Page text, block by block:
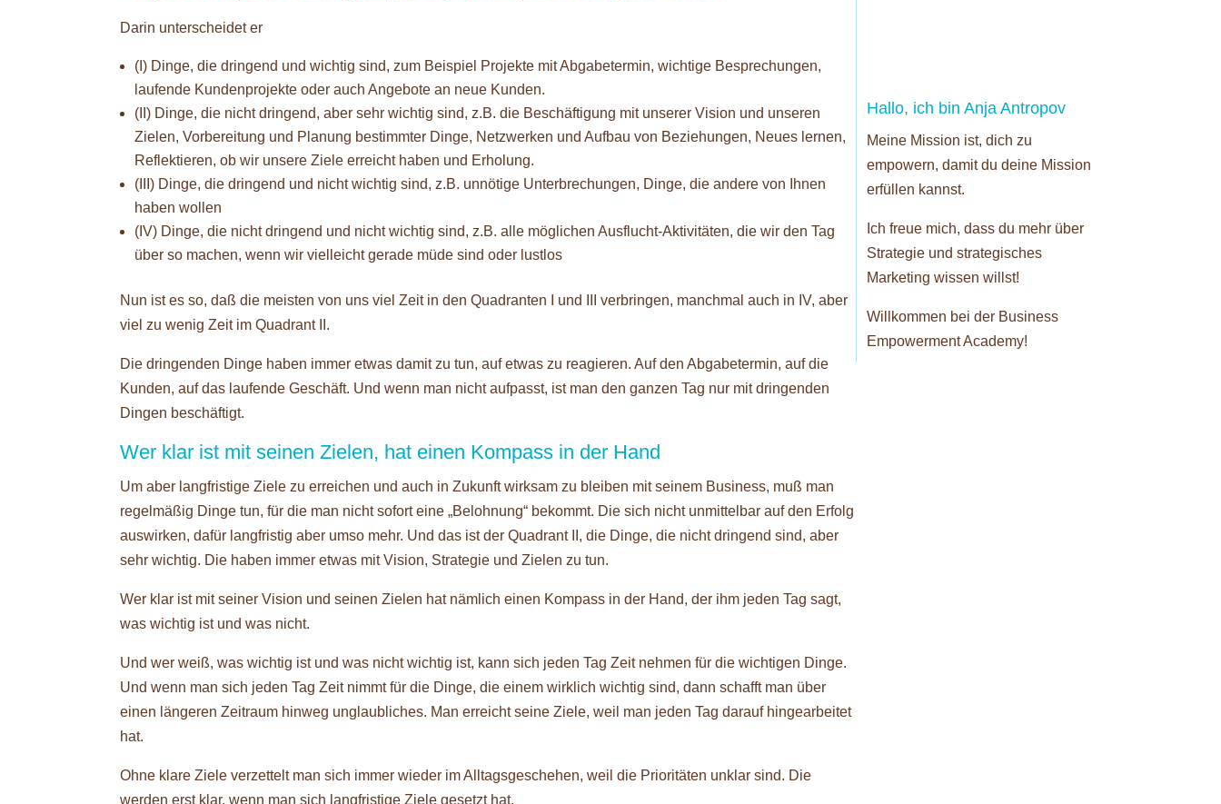
Darin unterscheidet er
(I) Dinge, die dringend und wichtig sind, zum Beispiel Projekte mit Abgabetermin, wichtige Besprechungen,
laufende Kundenprojekte oder auch Angebote an neue Kunden.
(II) Dinge, die nicht dringend, aber sehr wichtig sind, z.B. die Beschäftigung mit unserer Vision und unseren
Zielen, Vorbereitung und Planung bestimmter Dinge, Netzwerken und Aufbau von Beziehungen, Neues lernen,
Reflektieren, ob wir unsere Ziele erreicht haben und Erholung.
(III) Dinge, die dringend und nicht wichtig sind, z.B. unnötige Unterbrechungen, Dinge, die andere von Ihnen
haben wollen
(IV) Dinge, die nicht dringend und nicht wichtig sind, z.B. alle möglichen Ausflucht-Aktivitäten, die wir den Tag
über so machen, wenn wir vielleicht gerade müde sind oder lustlos
Nun ist es so, daß die meisten von uns viel Zeit in den Quadranten I und III verbringen, manchmal auch in IV, aber
viel zu wenig Zeit im Quadrant II.
Die dringenden Dinge haben immer etwas damit zu tun, auf etwas zu reagieren. Auf den Abgabetermin, auf die
Kunden, auf das laufende Geschäft. Und wenn man nicht aufpasst, ist man den ganzen Tag nur mit dringenden
Dingen beschäftigt.
Wer klar ist mit seinen Zielen, hat einen Kompass in der Hand
Um aber langfristige Ziele zu erreichen und auch in Zukunft wirksam zu bleiben mit seinem Business, muß man
regelmäßig Dinge tun, für die man nicht sofort eine „Belohnung“ bekommt. Die sich nicht unmittelbar auf den Erfolg
auswirken, dafür langfristig aber umso mehr. Und das ist der Quadrant II, die Dinge, die nicht dringend sind, aber
sehr wichtig. Die haben immer etwas mit Vision, Strategie und Zielen zu tun.
Wer klar ist mit seiner Vision und seinen Zielen hat nämlich einen Kompass in der Hand, der ihm jeden Tag sagt,
was wichtig ist und was nicht.
Und wer weiß, was wichtig ist und was nicht wichtig ist, kann sich jeden Tag Zeit nehmen für die wichtigen Dinge.
Und wenn man sich jeden Tag Zeit nimmt für die Dinge, die einem wirklich wichtig sind, dann schafft man über
einen längeren Zeitraum hinweg unglaubliches. Man erreicht seine Ziele, weil man jeden Tag darauf hingearbeitet
hat.
Ohne klare Ziele verzettelt man sich immer wieder im Alltagsgeschehen, weil die Prioritäten unklar sind. Die
werden erst klar, wenn man sich langfristige Ziele gesetzt hat.
Hallo, ich bin Anja Antropov
Meine Mission ist, dich zu
empowern, damit du deine Mission
erfüllen kannst.
Ich freue mich, dass du mehr über
Strategie und strategisches
Marketing wissen willst!
Willkommen bei der Business
Empowerment Academy!